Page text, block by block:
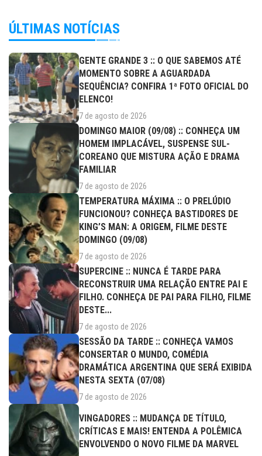
ÚLTIMAS NOTÍCIAS
GENTE GRANDE 3 :: O QUE SABEMOS ATÉ
MOMENTO SOBRE A AGUARDADA
SEQUÊNCIA? CONFIRA 1ª FOTO OFICIAL DO
ELENCO!
7 de agosto de 2026
DOMINGO MAIOR (09/08) :: CONHEÇA UM
HOMEM IMPLACÁVEL, SUSPENSE SUL-
COREANO QUE MISTURA AÇÃO E DRAMA
FAMILIAR
7 de agosto de 2026
TEMPERATURA MÁXIMA :: O PRELÚDIO
FUNCIONOU? CONHEÇA BASTIDORES DE
KING’S MAN: A ORIGEM, FILME DESTE
DOMINGO (09/08)
7 de agosto de 2026
SUPERCINE :: NUNCA É TARDE PARA
RECONSTRUIR UMA RELAÇÃO ENTRE PAI E
FILHO. CONHEÇA DE PAI PARA FILHO, FILME
DESTE...
7 de agosto de 2026
SESSÃO DA TARDE :: CONHEÇA VAMOS
CONSERTAR O MUNDO, COMÉDIA
DRAMÁTICA ARGENTINA QUE SERÁ EXIBIDA
NESTA SEXTA (07/08)
7 de agosto de 2026
VINGADORES :: MUDANÇA DE TÍTULO,
CRÍTICAS E MAIS! ENTENDA A POLÊMICA
ENVOLVENDO O NOVO FILME DA MARVEL